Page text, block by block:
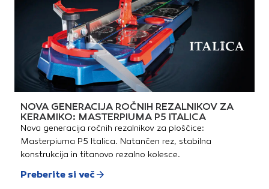
NOVA GENERACIJA ROČNIH REZALNIKOV ZA
KERAMIKO: MASTERPIUMA P5 ITALICA
Nova generacija ročnih rezalnikov za ploščice:
Masterpiuma P5 Italica. Natančen rez, stabilna
konstrukcija in titanovo rezalno kolesce.
Preberite si več